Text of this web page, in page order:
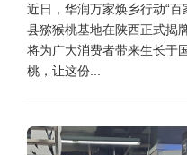
近日，华润万家焕乡行动“
县猕猴桃基地在陕西正式揭
将为广大消费者带来生长于
桃，让这份...